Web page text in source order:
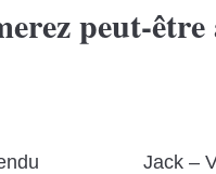
peut-
Jack –